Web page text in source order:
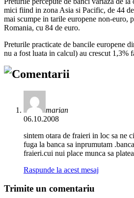
mici fiind in zona Asia si Pacific, de 44
mai scumpe in tarile europene non-euro,
Romania, cu 84 de euro.
Preturile practicate de bancile europene
nu a fost luata in calcul) au crescut 1,3%
Comentarii
marian
06.10.2008
sintem otara de fraieri in loc sa ne
fuga la banca sa inprumutam
fraieri.cui nui place munca sa
Raspunde la acest mesaj
Trimite un comentariu